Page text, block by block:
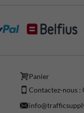
Panier
Contactez-nous :